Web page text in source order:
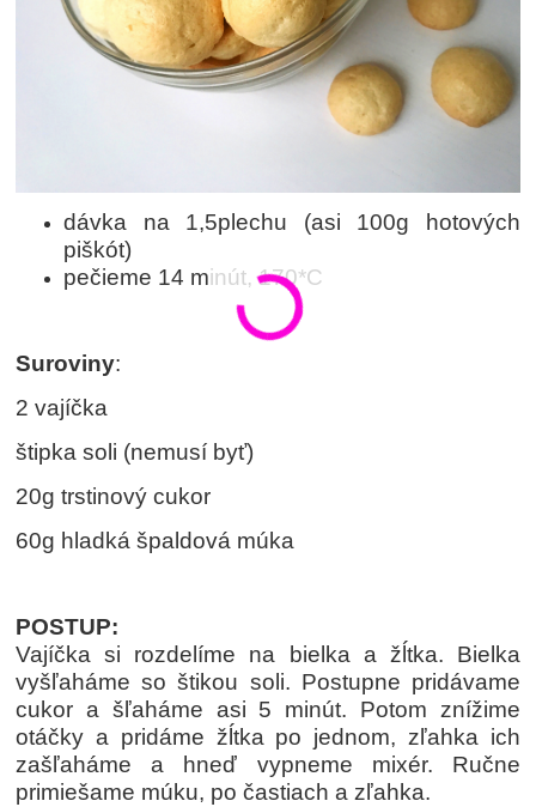
dávka na 1,5plechu (asi 100g hotových
piškót)
pečieme 14 minút, 170*C
Suroviny:
2 vajíčka
štipka soli (nemusí byť)
20g trstinový cukor
60g hladká špaldová múka
POSTUP:
Vajíčka si rozdelíme na bielka a žĺtka. Bielka
vyšľaháme so štikou soli. Postupne pridávame
cukor a šľaháme asi 5 minút. Potom znížime
otáčky a pridáme žĺtka po jednom, zľahka ich
zašľaháme a hneď vypneme mixér. Ručne
primiešame múku, po častiach a zľahka.